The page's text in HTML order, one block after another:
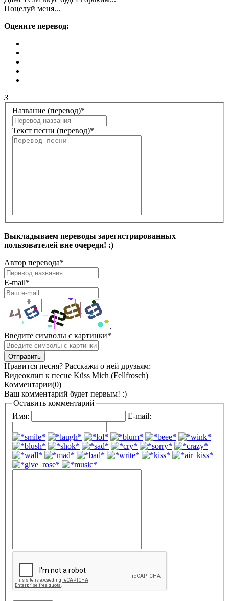
Поцелуй меня...
Оцените перевод:
3
Название (перевод)*
Текст песни (перевод)*
Выкладываем переводы зарегистрированных
пользователей вне очереди! :)
Автор перевода*
E-mail*
Введите символы с картинки*
Нравится песня? Расскажи о ней друзьям:
Видеоклип к песне Küss Mich (Fellfrosch)
Комментарии(0)
Ваш комментарий будет первым! :)
Оставить комментарий
Имя:
E-mail: